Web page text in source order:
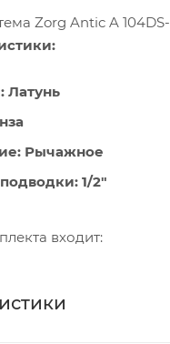
Zorg Antic A 104DS-
Латунь
Рычажное
1/2"
входит: